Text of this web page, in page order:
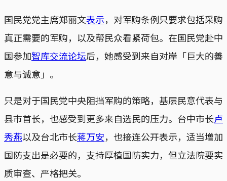
国民党党主席郑丽文表示，对军购条例只要求包括采购
真正需要的军购，以及帮民众看紧荷包。在国民党赴中
国参加智库交流论坛后，她感受到来自对岸「巨大的善
意与诚意」。
只是对于国民党中央阻挡军购的策略，基层民意代表与
县市首长，也感受到更多来自选民的压力。台中市长卢
秀燕以及台北市长蒋万安，也接连公开表示，适当增加
国防支出是必要的，支持厚植国防实力，但立法院要实
质审查、严格把关。